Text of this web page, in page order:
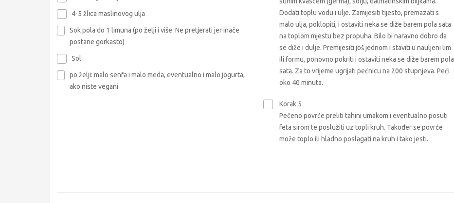
4-5 žlica maslinovog ulja
Sok pola do 1 limuna (po želji i više. Ne pretjerati jer inače
postane gorkasto)
Sol
po želji: malo senfa i malo meda, eventualno i malo jogurta,
ako niste vegani
Dodati toplu vodu i ulje. Zamijesiti tijesto, premazati s
malo ulja, poklopiti, i ostaviti neka se diže barem pola sata
na toplom mjestu bez propuha. Bilo bi naravno dobro da
se diže i dulje. Premijesiti još jednom i staviti u nauljeni lim
ili formu, ponovno pokriti i ostaviti neka se diže barem pola
sata. Za to vrijeme ugrijati pećnicu na 200 stupnjeva. Peći
oko 40 minuta.
Korak 5
Pečeno povrće preliti tahini umakom i eventualno posuti
feta sirom te poslužiti uz topli kruh. Također se povrće
može toplo ili hladno poslagati na kruh i tako jesti.